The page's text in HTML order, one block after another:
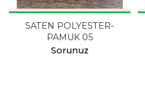
SATEN POLYESTER-
PAMUK 05
Sorunuz